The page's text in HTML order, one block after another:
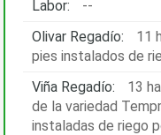
Labor:
--
Olivar Regadío:
11
pies instalados de
Viña Regadío:
13
de la variedad
instaladas de riego